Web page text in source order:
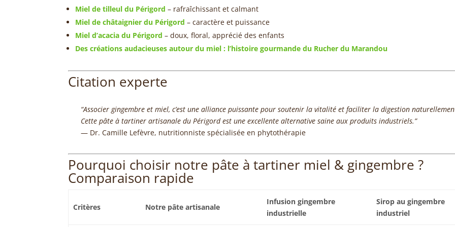
Miel de tilleul du Périgord – rafraîchissant et calmant
Miel de châtaignier du Périgord – caractère et puissance
Miel d’acacia du Périgord – doux, floral, apprécié des enfants
Des créations audacieuses autour du miel : l’histoire gourmande du Rucher du Marandou
Citation experte
“Associer gingembre et miel, c’est une alliance puissante pour soutenir la vitalité et faciliter la digestion
Cette pâte à tartiner artisanale du Périgord est une excellente alternative saine aux produits industriels.”
— Dr. Camille Lefèvre, nutritionniste spécialisée en phytothérapie
Pourquoi choisir notre pâte à tartiner miel & gingembre ?
Comparaison rapide
Critères Notre pâte artisanale
Infusion gingembre
industrielle
Sirop au gingembre
industriel